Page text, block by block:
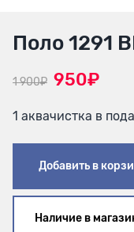
Поло 1291
1 900₽ 950₽
1 аквачистка в
Добавить в
Наличие в